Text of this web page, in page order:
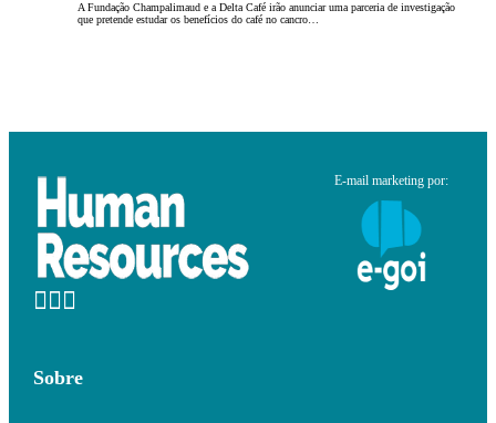
A Fundação Champalimaud e a Delta Café irão anunciar uma parceria de investigação
que pretende estudar os benefícios do café no cancro…
E-mail marketing por:
Sobre